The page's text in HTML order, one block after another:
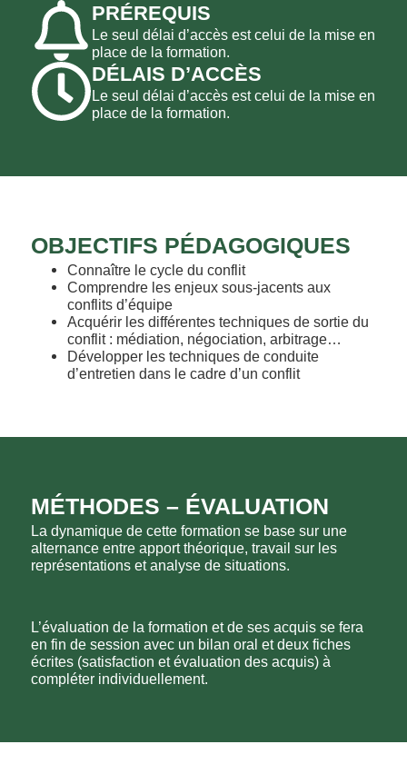
PRÉREQUIS
Le seul délai d’accès est celui de la mise en
place de la formation.
DÉLAIS D’ACCÈS
Le seul délai d’accès est celui de la mise en
place de la formation.
OBJECTIFS PÉDAGOGIQUES
Connaître le cycle du conflit
Comprendre les enjeux sous-jacents aux
conflits d’équipe
Acquérir les différentes techniques de sortie du
conflit : médiation, négociation, arbitrage…
Développer les techniques de conduite
d’entretien dans le cadre d’un conflit
MÉTHODES – ÉVALUATION
La dynamique de cette formation se base sur une
alternance entre apport théorique, travail sur les
représentations et analyse de situations.
L’évaluation de la formation et de ses acquis se fera
en fin de session avec un bilan oral et deux fiches
écrites (satisfaction et évaluation des acquis) à
compléter individuellement.